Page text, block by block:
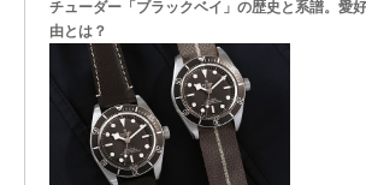
チューダー「ブラックベイ」の歴史と系譜。愛
由とは？